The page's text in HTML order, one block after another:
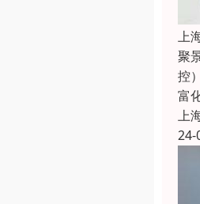
上
聚
控
富
上
24-